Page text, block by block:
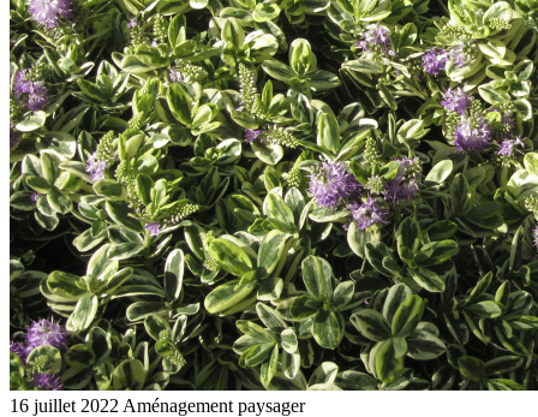
16 juillet 2022 Aménagement paysager